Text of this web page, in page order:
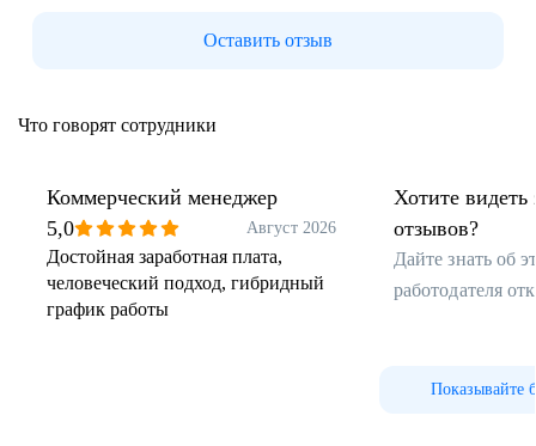
Оставить отзыв
Что говорят сотрудники
Коммерческий менеджер
5,0
Август 2026
Достойная заработная плата,
человеческий подход, гибридный
график работы
Хотите видеть
отзывов?
Дайте знать об
работодателя
Показывайте